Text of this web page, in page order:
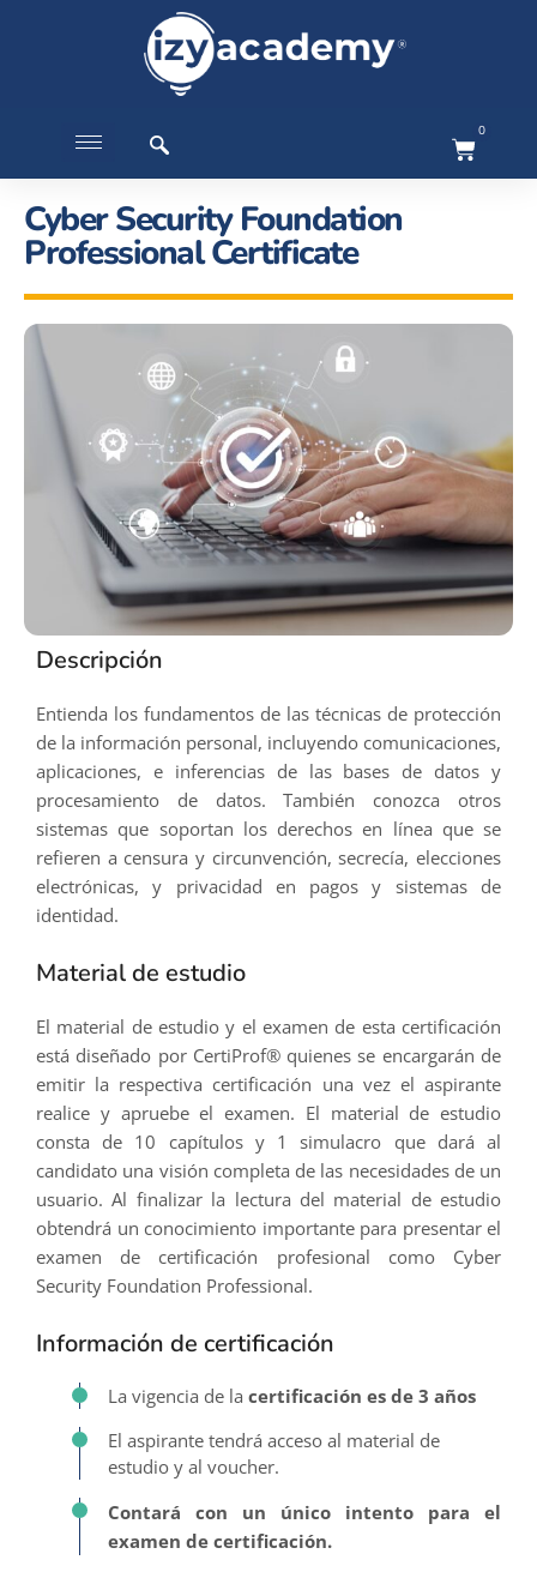
0
Cyber Security Foundation
Professional Certificate
Descripción
Entienda los fundamentos de las técnicas de protección
de la información personal, incluyendo comunicaciones,
aplicaciones, e inferencias de las bases de datos y
procesamiento de datos. También conozca otros
sistemas que soportan los derechos en línea que se
refieren a censura y circunvención, secrecía, elecciones
electrónicas, y privacidad en pagos y sistemas de
identidad.
Material de estudio
El material de estudio y el examen de esta certificación
está diseñado por CertiProf® quienes se encargarán de
emitir la respectiva certificación una vez el aspirante
realice y apruebe el examen. El material de estudio
consta de 10 capítulos y 1 simulacro que dará al
candidato una visión completa de las necesidades de un
usuario. Al finalizar la lectura del material de estudio
obtendrá un conocimiento importante para presentar el
examen de certificación profesional como Cyber
Security Foundation Professional.
Información de certificación
La vigencia de la certificación es de 3 años
El aspirante tendrá acceso al material de
estudio y al voucher.
Contará con un único intento para el
examen de certificación.